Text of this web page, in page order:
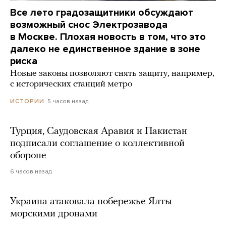
Все лето градозащитники обсуждают
возможный снос Электрозавода
в Москве. Плохая новость в том, что это
далеко не единственное здание в зоне
риска
Новые законы позволяют снять защиту, например,
с исторических станций метро
ИСТОРИИ 5 часов назад
Турция, Саудовская Аравия и Пакистан
подписали соглашение о коллективной
обороне
6 часов назад
Украина атаковала побережье Ялты
морскими дронами